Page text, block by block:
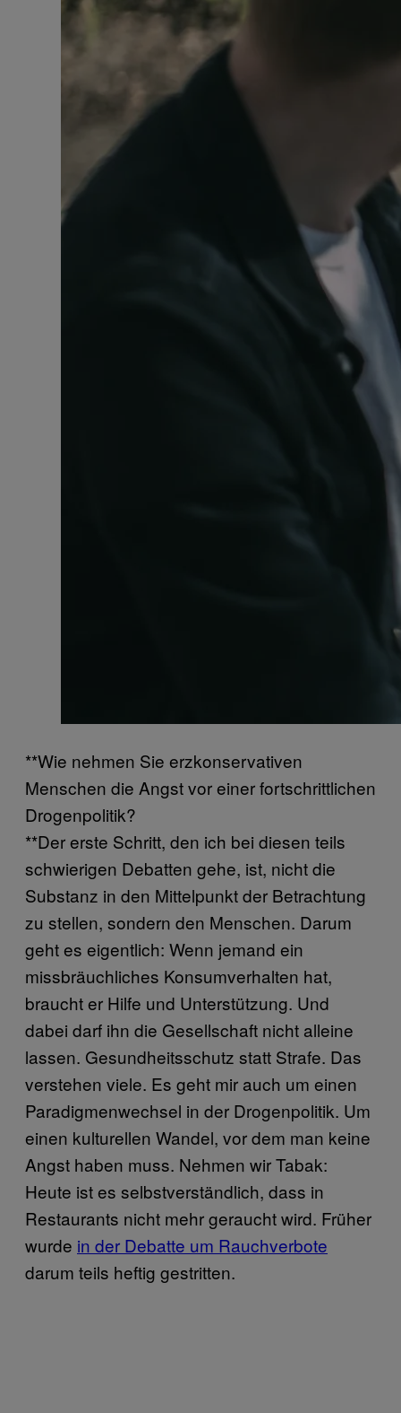
**Wie nehmen Sie erzkonservativen
Menschen die Angst vor einer fortschrittlichen
Drogenpolitik?
**Der erste Schritt, den ich bei diesen teils
schwierigen Debatten gehe, ist, nicht die
Substanz in den Mittelpunkt der Betrachtung
zu stellen, sondern den Menschen. Darum
geht es eigentlich: Wenn jemand ein
missbräuchliches Konsumverhalten hat,
braucht er Hilfe und Unterstützung. Und
dabei darf ihn die Gesellschaft nicht alleine
lassen. Gesundheitsschutz statt Strafe. Das
verstehen viele. Es geht mir auch um einen
Paradigmenwechsel in der Drogenpolitik. Um
einen kulturellen Wandel, vor dem man keine
Angst haben muss. Nehmen wir Tabak:
Heute ist es selbstverständlich, dass in
Restaurants nicht mehr geraucht wird. Früher
wurde in der Debatte um Rauchverbote
darum teils heftig gestritten.